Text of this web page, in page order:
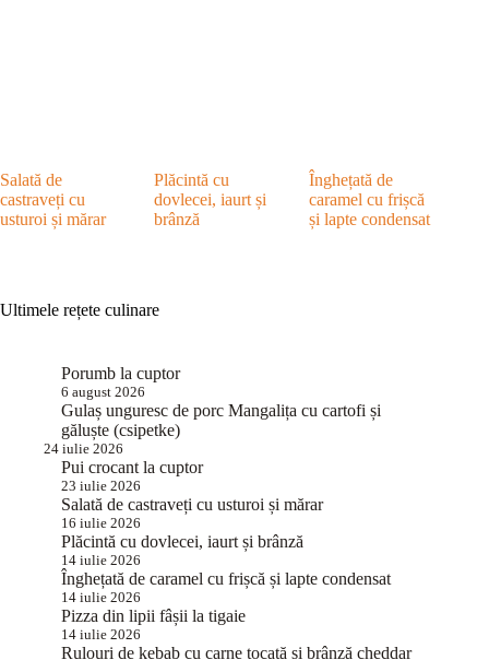
Salată de
castraveți cu
usturoi și mărar
Plăcintă cu
dovlecei, iaurt și
brânză
Înghețată de
caramel cu frișcă
și lapte condensat
Ultimele rețete culinare
Porumb la cuptor
6 august 2026
Gulaș unguresc de porc Mangalița cu cartofi și
găluște (csipetke)
24 iulie 2026
Pui crocant la cuptor
23 iulie 2026
Salată de castraveți cu usturoi și mărar
16 iulie 2026
Plăcintă cu dovlecei, iaurt și brânză
14 iulie 2026
Înghețată de caramel cu frișcă și lapte condensat
14 iulie 2026
Pizza din lipii fâșii la tigaie
14 iulie 2026
Rulouri de kebab cu carne tocată și brânză cheddar